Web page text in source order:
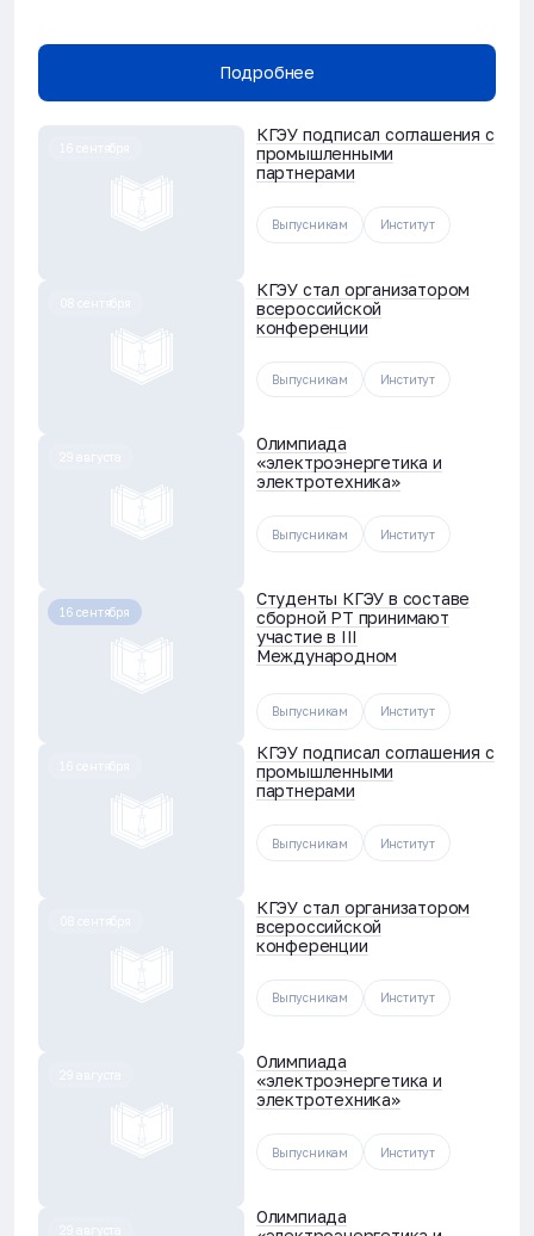
Подробнее
КГЭУ подписал соглашения с
промышленными
партнерами
Выпусникам Институт
КГЭУ стал организатором
всероссийской
конференции
Выпусникам Институт
Олимпиада
«электроэнергетика и
электротехника»
Выпусникам Институт
16 сентября
Студенты КГЭУ в составе
сборной РТ принимают
участие в III
Международном
Выпусникам Институт
КГЭУ подписал соглашения с
промышленными
партнерами
Выпусникам Институт
КГЭУ стал организатором
всероссийской
конференции
Выпусникам Институт
Олимпиада
«электроэнергетика и
электротехника»
Выпусникам Институт
Олимпиада